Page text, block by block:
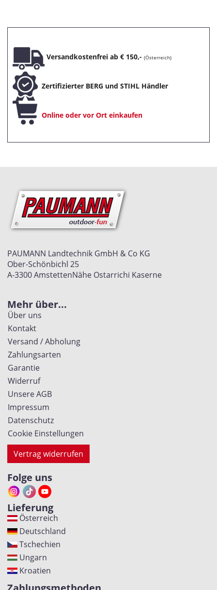
Versandkostenfrei ab € 150,- (Österreich)
Zertifizierter BERG und STIHL Händler
Online oder vor Ort einkaufen
PAUMANN Landtechnik GmbH & Co KG
Ober-Schönbichl 25
A-3300 AmstettenNähe Ostarrichi Kaserne
Mehr über...
Über uns
Kontakt
Versand / Abholung
Zahlungsarten
Garantie
Widerruf
Unsere AGB
Impressum
Datenschutz
Cookie Einstellungen
Vertrag widerrufen
Folge uns
Lieferung
Österreich
Deutschland
Tschechien
Ungarn
Kroatien